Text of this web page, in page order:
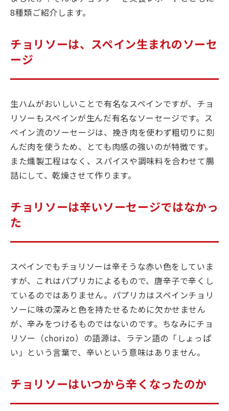
8種類ご紹介します。
チョリソーは、スペイン生まれのソーセ
ージ
生ハムがおいしいことで有名なスペインですが、チョ
リソーもスペインが生んだ有名なソーセージです。ス
ペイン流のソーセージは、挽き肉を使わず粗切りに刻
んだ肉を使うため、とても肉感の強いのが特徴です。
また燻製工程はなく、スパイスや調味料を合わせて腸
詰にして、乾燥させて作ります。
チョリソーは辛いソーセージではなかっ
た
スペインでもチョリソーは辛そうな赤い色をしていま
すが、これはパプリカによるもので、唐辛子で辛くし
ているのではありません。パプリカはスペインチョリ
ソーに味の深みと色を持たせるために欠かせません
が、辛みをつけるものではないのです。ちなみにチョ
リソー（chorizo）の語源は、ラテン語の「しょっぱ
い」という言葉で、辛いという意味はありません。
チョリソーはいつから辛くなったのか